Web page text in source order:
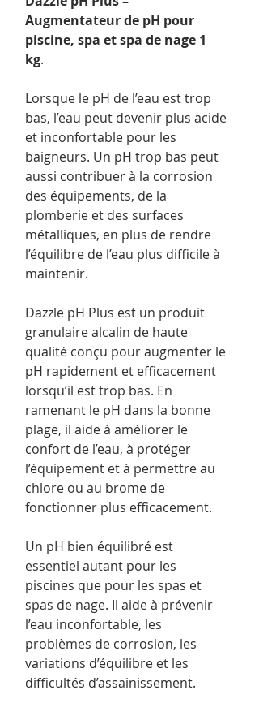
Augmentateur de pH pour
piscine, spa et spa de nage 1
kg.
Lorsque le pH de l’eau est trop
bas, l’eau peut devenir plus acide
et inconfortable pour les
baigneurs. Un pH trop bas peut
aussi contribuer à la corrosion
des équipements, de la
plomberie et des surfaces
métalliques, en plus de rendre
l’équilibre de l’eau plus difficile à
maintenir.
Dazzle pH Plus est un produit
granulaire alcalin de haute
qualité conçu pour augmenter le
pH rapidement et efficacement
lorsqu’il est trop bas. En
ramenant le pH dans la bonne
plage, il aide à améliorer le
confort de l’eau, à protéger
l’équipement et à permettre au
chlore ou au brome de
fonctionner plus efficacement.
Un pH bien équilibré est
essentiel autant pour les
piscines que pour les spas et
spas de nage. Il aide à prévenir
l’eau inconfortable, les
problèmes de corrosion, les
variations d’équilibre et les
difficultés d’assainissement.